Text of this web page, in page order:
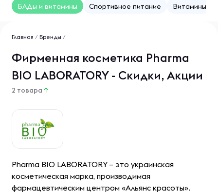
БАДы и витамины Спортивное питание Витамины
Главная / Бренды /
Фирменная косметика Pharma
BIO LABORATORY - Скидки, Акции
2 товара ↑
Pharma BIO LABORATORY – это украинская
косметическая марка, производимая
фармацевтическим центром «Альянс красоты».